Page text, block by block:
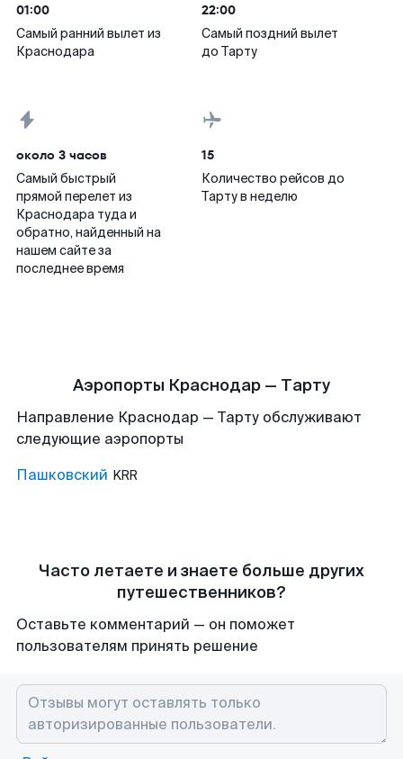
01:00
Самый ранний вылет из
Краснодара
22:00
Самый поздний вылет
до Тарту
около 3 часов
Самый быстрый
прямой перелет из
Краснодара туда и
обратно, найденный на
нашем сайте за
последнее время
15
Количество рейсов до
Тарту в неделю
Аэропорты Краснодар — Тарту
Направление Краснодар — Тарту обслуживают
следующие аэропорты
Пашковский KRR
Часто летаете и знаете больше других
путешественников?
Оставьте комментарий — он поможет
пользователям принять решение